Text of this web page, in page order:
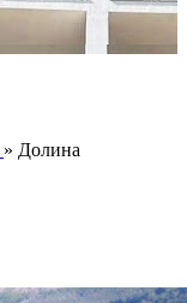
» Долина